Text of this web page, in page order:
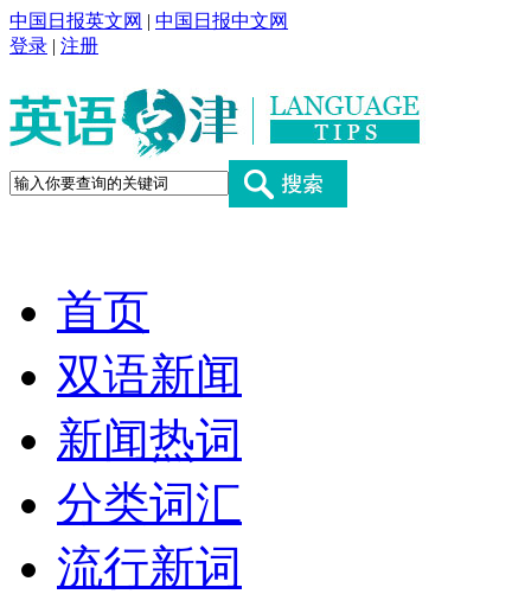
中国日报英文网 | 中国日报中文网
登录 | 注册
首页
双语新闻
新闻热词
分类词汇
流行新词